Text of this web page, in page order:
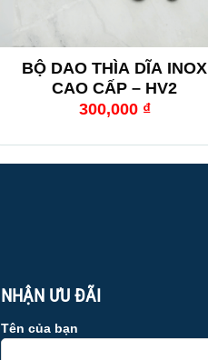
BỘ DAO THÌA DĨA INOX
CAO CẤP – HV2
300,000 ₫
NHẬN ƯU ĐÃI
Tên của bạn